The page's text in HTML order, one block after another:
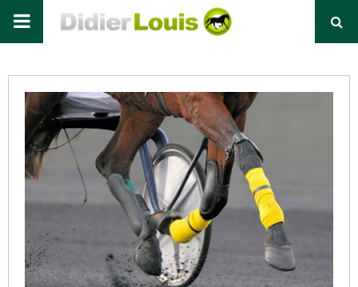
Primary